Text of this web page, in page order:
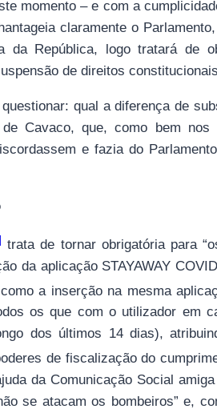
momento – e com a
claramente o
da República, logo tratará de
de direitos
qual a diferença de
Cavaco, que, como bem nos
e fazia do
trata de tornar obrigatória para
da aplicação STAYAWAY
a inserção na mesma
os que com o utilizador em
dos últimos 14 dias),
de fiscalização do
da Comunicação Social
se atacam os bombeiros” e,